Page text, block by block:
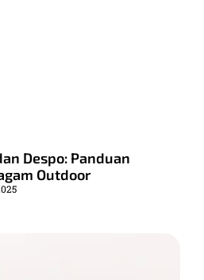
Despo: Panduan
Outdoor